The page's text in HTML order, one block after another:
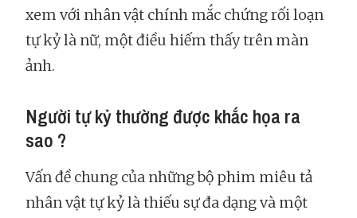
xem với nhân vật chính mắc chứng rối loạn
tự kỷ là nữ, một điều hiếm thấy trên màn
ảnh.
Người tự kỷ thường được khắc họa ra
sao ?
Vấn đề chung của những bộ phim miêu tả
nhân vật tự kỷ là thiếu sự đa dạng và một